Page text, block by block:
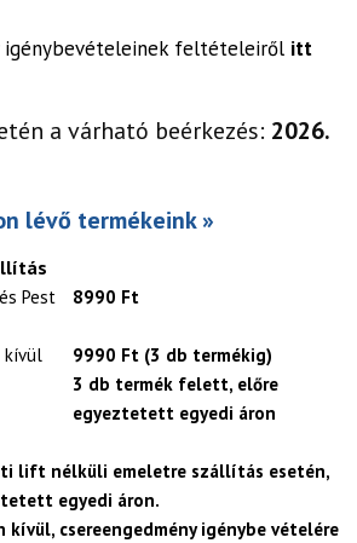
igénybevételeinek feltételeiről itt
a várható beérkezés: 2026.
lévő termékeink »
Pest
8990 Ft
kívül
9990 Ft (3 db termékig)
3 db termék felett, előre
egyeztetett egyedi áron
lift nélküli emeletre szállítás esetén,
egyedi áron.
kívül, csereengedmény igénybe vételére